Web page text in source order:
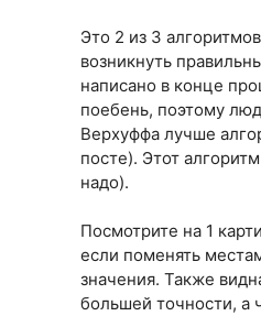
Это 2 из 3
возникнуть
написано в конце
поебень, поэтому
Верхуффа лучше
посте). Этот
надо).
Посмотрите на 1
если поменять
значения. Также
большей точности, а